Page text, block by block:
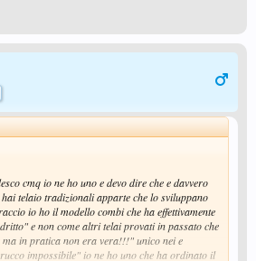
cmq io ne ho uno e devo dire che e davvero
telaio tradizionali apparte che lo sviluppano
io ho il modello combi che ha effettivamente
e non come altri telai provati in passato che
ma in pratica non era vera!!!" unico nei e
impossibile" io ne ho uno che ha ordinato il